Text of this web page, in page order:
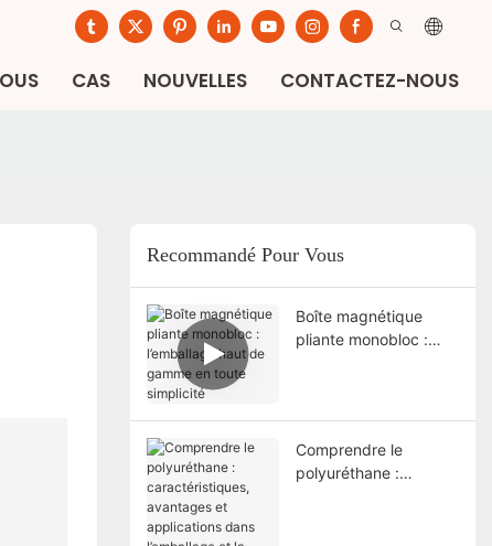
CAS NOUVELLES CONTACTEZ-NOUS
Recommandé Pour Vous
Boîte magnétique
pliante monobloc :
Comprendre le
polyuréthane :